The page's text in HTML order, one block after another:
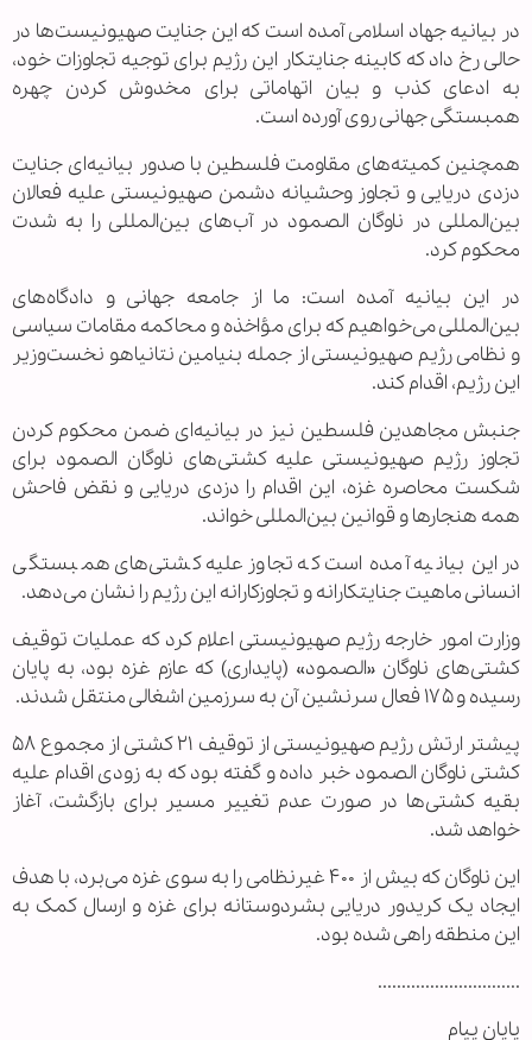
در بیانیه جهاد اسلامی آمده است که این جنایت صهیونیست‌ها در
حالی رخ داد که کابینه جنایتکار این رژیم برای توجیه تجاوزات خود،
به ادعای کذب و بیان اتهاماتی برای مخدوش کردن چهره
همبستگی جهانی روی آورده است.
همچنین کمیته‌های مقاومت فلسطین با صدور بیانیه‌ای جنایت
دزدی دریایی و تجاوز وحشیانه دشمن صهیونیستی علیه فعالان
بین‌المللی در ناوگان الصمود در آب‌های بین‌المللی را به شدت
محکوم کرد.
در این بیانیه آمده است: ما از جامعه جهانی و دادگاه‌های
بین‌المللی می‌خواهیم که برای مؤاخذه و محاکمه مقامات سیاسی
و نظامی رژیم صهیونیستی از جمله بنیامین نتانیاهو نخست‌وزیر
این رژیم، اقدام کند.
جنبش مجاهدین فلسطین نیز در بیانیه‌ای ضمن محکوم کردن
تجاوز رژیم صهیونیستی علیه کشتی‌های ناوگان الصمود برای
شکست محاصره غزه، این اقدام را دزدی دریایی و نقض فاحش
همه هنجارها و قوانین بین‌المللی خواند.
در این بیانیه آمده است که تجاوز علیه کشتی‌های همبستگی
انسانی ماهیت جنایتکارانه و تجاوزکارانه این رژیم را نشان می‌دهد.
وزارت امور خارجه رژیم صهیونیستی اعلام کرد که عملیات توقیف
کشتی‌های ناوگان «الصمود» (پایداری) که عازم غزه بود، به پایان
رسیده و ۱۷۵ فعال سرنشین آن به سرزمین اشغالی منتقل شدند.
پیشتر ارتش رژیم صهیونیستی از توقیف ۲۱ کشتی از مجموع ۵۸
کشتی ناوگان الصمود خبر داده و گفته بود که به زودی اقدام علیه
بقیه کشتی‌ها در صورت عدم تغییر مسیر برای بازگشت، آغاز
خواهد شد.
این ناوگان که بیش از ۴۰۰ غیرنظامی را به سوی غزه می‌برد، با هدف
ایجاد یک کریدور دریایی بشردوستانه برای غزه و ارسال کمک به
این منطقه راهی شده بود.
..............................
پایان پیام